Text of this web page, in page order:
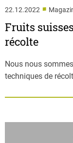
22.12.2022 ■
Fruits
récolte
Nous nous
techniques de